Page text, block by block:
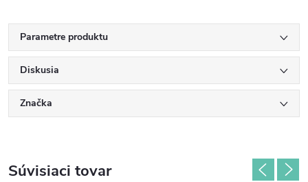
Parametre produktu
Diskusia
Značka
Súvisiaci tovar